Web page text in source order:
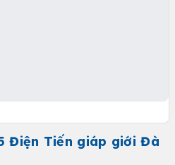
Điện Tiến giáp giới Đà